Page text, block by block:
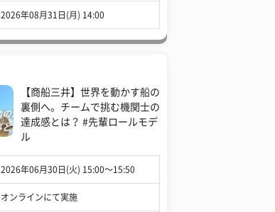
2026年08月31日(月) 14:00
【商船三井】世界を動かす船の
裏側へ。チームで挑む機関士の
達成感とは？ #先輩ロールモデ
ル
2026年06月30日(火) 15:00〜15:50
オンラインにて実施